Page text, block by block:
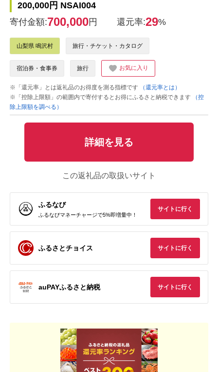
200,000円 NSAI004
寄付金額:700,000円 還元率:29%
山梨県 鳴沢村 旅行・チケット・カタログ
宿泊券・食事券 旅行 お気に入り
※「還元率」とは返礼品のお得度を測る指標です
（還元率とは）
※「控除上限額」の範囲内で寄付するとお得にふるさと納税できます
（控
除上限額を調べる）
詳細を見る
この返礼品の取扱いサイト
ふるなび
ふるなびマネーチャージで5%即増量中！
サイトに行く
ふるさとチョイス サイトに行く
auPAYふるさと納税 サイトに行く